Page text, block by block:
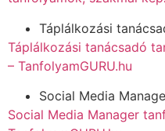
Táplálkozási
Táplálkozási tanácsadó
– TanfolyamGURU.hu
Social Media
Social Media Manager